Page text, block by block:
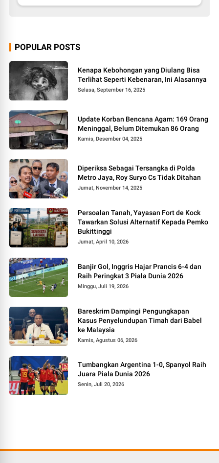
POPULAR POSTS
Kenapa Kebohongan yang Diulang Bisa
Terlihat Seperti Kebenaran, Ini Alasannya
Selasa, September 16, 2025
Update Korban Bencana Agam: 169 Orang
Meninggal, Belum Ditemukan 86 Orang
Kamis, Desember 04, 2025
Diperiksa Sebagai Tersangka di Polda
Metro Jaya, Roy Suryo Cs Tidak Ditahan
Jumat, November 14, 2025
Persoalan Tanah, Yayasan Fort de Kock
Tawarkan Solusi Alternatif Kepada Pemko
Bukittinggi
Jumat, April 10, 2026
Banjir Gol, Inggris Hajar Prancis 6-4 dan
Raih Peringkat 3 Piala Dunia 2026
Minggu, Juli 19, 2026
Bareskrim Dampingi Pengungkapan
Kasus Penyelundupan Timah dari Babel
ke Malaysia
Kamis, Agustus 06, 2026
Tumbangkan Argentina 1-0, Spanyol Raih
Juara Piala Dunia 2026
Senin, Juli 20, 2026